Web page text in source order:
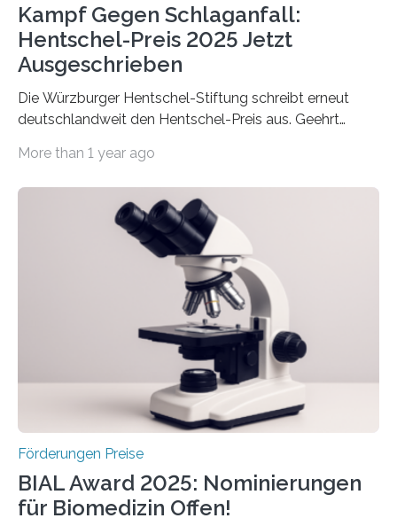
Kampf Gegen Schlaganfall:
Hentschel-Preis 2025 Jetzt
Ausgeschrieben
Die Würzburger Hentschel-Stiftung schreibt erneut
deutschlandweit den Hentschel-Preis aus. Geehrt
hochrangige wissenschaftliche Publikation zum Thema
Schlaganfall“ mit Sitz in Würzburg fördert die
Schlaganfallforschung, um die Behandlung der
Betroffenen zu verbessern. Dazu schreibt sie auch in
diesem Jahr wieder deutschlandweit den Hentschel-
Preis aus. Er richtet sich gezielt an jüngere
Forscherinnen und Forscher unter 40 Jahren. Geehrt
werden soll eine herausragende Doktorarbeit oder eine
hochrangige wissenschaftliche Publikation zum Thema
More than 1 year ago
Förderungen Preise
BIAL Award 2025: Nominierungen
für Biomedizin Offen!